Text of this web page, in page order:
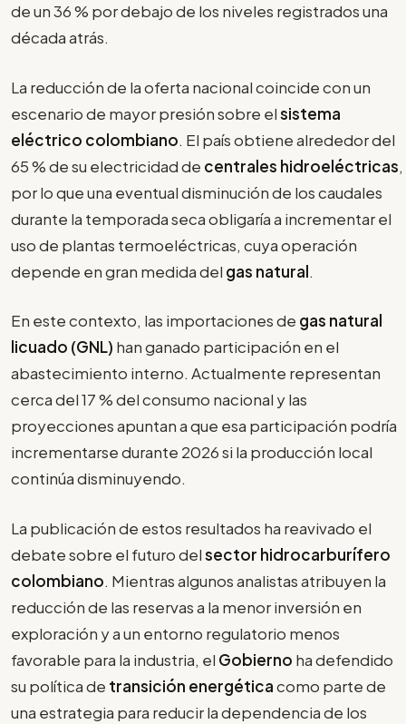
de un 36 % por debajo de los niveles registrados una
década atrás.
La reducción de la oferta nacional coincide con un
escenario de mayor presión sobre elsistema
eléctrico colombiano. El país obtiene alrededor del
65 % de su electricidad de centrales hidroeléctricas,
por lo que una eventual disminución de los caudales
durante la temporada seca obligaría a incrementar el
uso de plantas termoeléctricas, cuya operación
depende en gran medida del gas natural.
En este contexto, las importaciones de gas natural
licuado (GNL) han ganado participación en el
abastecimiento interno. Actualmente representan
cerca del 17 % del consumo nacional y las
proyecciones apuntan a que esa participación podría
incrementarse durante 2026 si la producción local
continúa disminuyendo.
La publicación de estos resultados ha reavivado el
debate sobre el futuro delsector hidrocarburífero
colombiano. Mientras algunos analistas atribuyen la
reducción de las reservas a la menor inversión en
exploración y a un entorno regulatorio menos
favorable para la industria, el Gobierno ha defendido
su política de transición energéticacomo parte de
una estrategia para reducir la dependencia de los